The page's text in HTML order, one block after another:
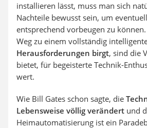
installieren lässt, muss man sich
Nachteile bewusst sein, um
entsprechend vorbeugen zu
Weg zu einem vollständig
Herausforderungen birgt, sind die
bietet, für begeisterte Technik-
wert.
Wie Bill Gates schon sagte, die
Lebensweise völlig verändert und
Heimautomatisierung ist ein